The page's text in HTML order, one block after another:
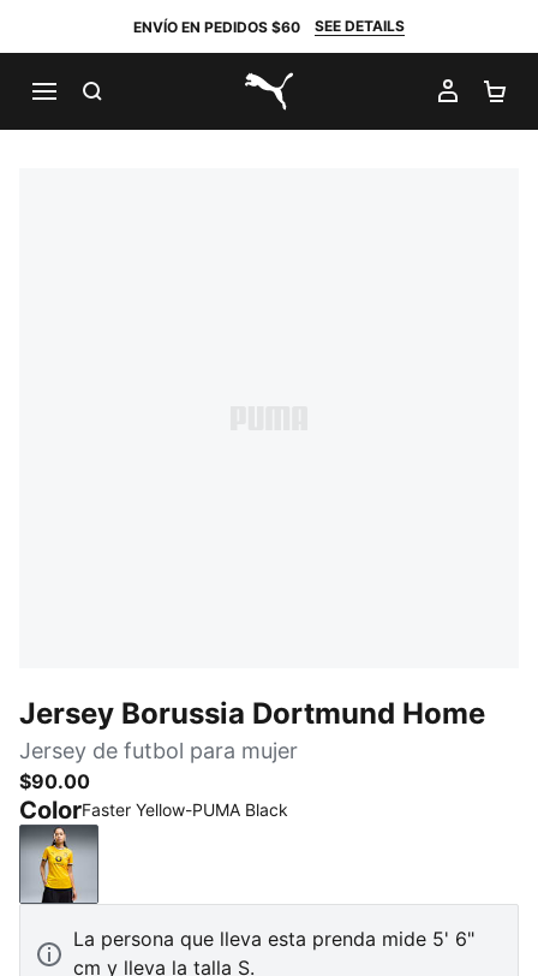
ENVÍO EN PEDIDOS $60 SEE DETAILS
PUMA.com
MI
Jersey Borussia Dortmund Home
Jersey de futbol para mujer
$90.00
ColorFaster Yellow-PUMA Black
Faster Yellow-PUMA Black
La persona que lleva esta prenda mide 5' 6"
cm y lleva la talla S.